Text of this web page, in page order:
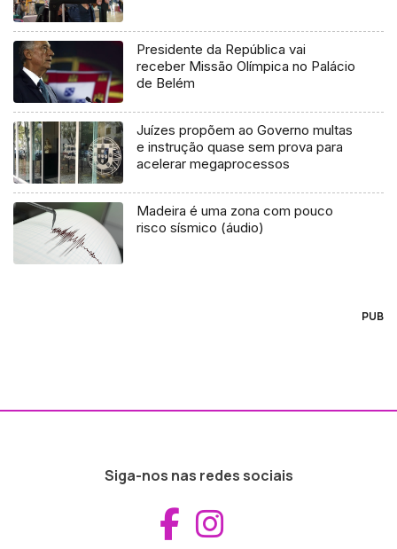
Presidente da República vai
receber Missão Olímpica no Palácio
de Belém
Juízes propõem ao Governo multas
e instrução quase sem prova para
acelerar megaprocessos
Madeira é uma zona com pouco
risco sísmico (áudio)
PUB
Siga-nos nas redes sociais
Aceder ao